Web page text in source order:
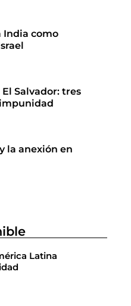
India como
Salvador: tres
la anexión en
Latina